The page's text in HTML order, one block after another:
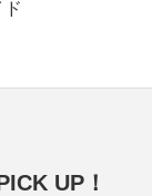
UP！